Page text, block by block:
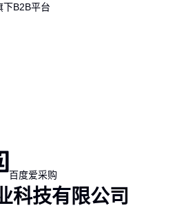
下B2B平台
百度爱采购
科技有限公司